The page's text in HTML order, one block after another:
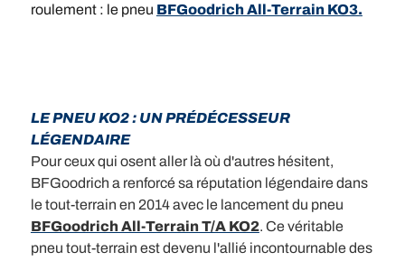
roulement : le pneu BFGoodrich All-Terrain KO3.
LE PNEU KO2 : UN PRÉDÉCESSEUR
LÉGENDAIRE
Pour ceux qui osent aller là où d'autres hésitent,
BFGoodrich a renforcé sa réputation légendaire dans
le tout-terrain en 2014 avec le lancement du pneu
BFGoodrich All-Terrain T/A KO2. Ce véritable
pneu tout-terrain est devenu l'allié incontournable des